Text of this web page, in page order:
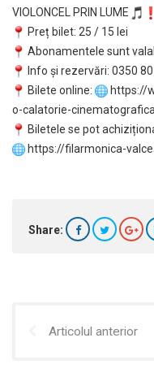
VIOLONCEL PRIN LUME
Preț bilet: 25 / 15 lei
Abonamentele sunt
Info și rezervări: 0350
Bilete online:
https://
o-calatorie-cinematografica
Biletele se pot
https://filarmonica-
Share:
Articolul anterior